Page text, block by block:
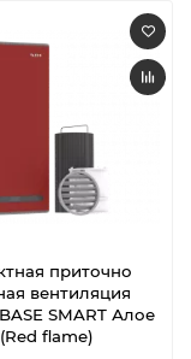
приточно
вентиляция
SMART Алое
flame)